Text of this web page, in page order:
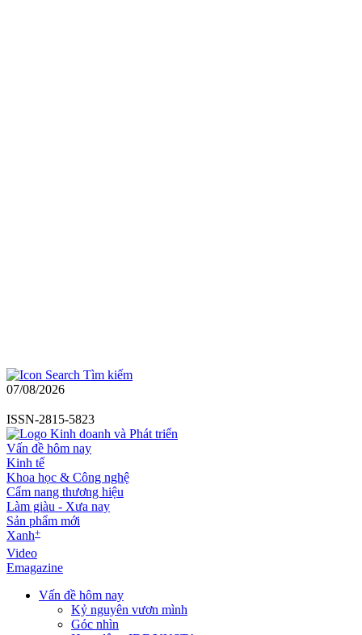
Tìm kiếm
07/08/2026
ISSN-2815-5823
Vấn đề hôm nay
Kinh tế
Khoa học & Công nghệ
Cẩm nang thương hiệu
Làm giàu - Xưa nay
Sản phẩm mới
Xanh+
Video
Emagazine
Vấn đề hôm nay
Kỷ nguyên vươn mình
Góc nhìn